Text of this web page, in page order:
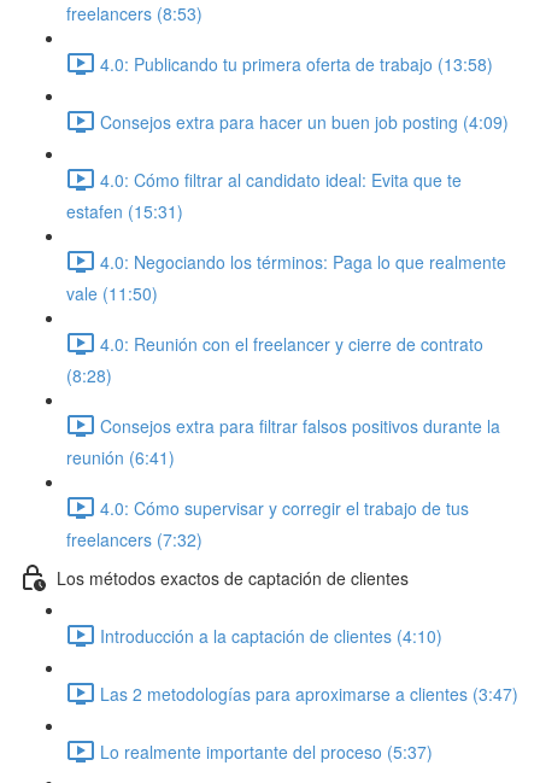
freelancers (8:53)
4.0: Publicando tu primera oferta de trabajo (13:58)
Consejos extra para hacer un buen job posting (4:09)
4.0: Cómo filtrar al candidato ideal: Evita que te
estafen (15:31)
4.0: Negociando los términos: Paga lo que realmente
vale (11:50)
4.0: Reunión con el freelancer y cierre de contrato
(8:28)
Consejos extra para filtrar falsos positivos durante la
reunión (6:41)
4.0: Cómo supervisar y corregir el trabajo de tus
freelancers (7:32)
Los métodos exactos de captación de clientes
Introducción a la captación de clientes (4:10)
Las 2 metodologías para aproximarse a clientes (3:47)
Lo realmente importante del proceso (5:37)